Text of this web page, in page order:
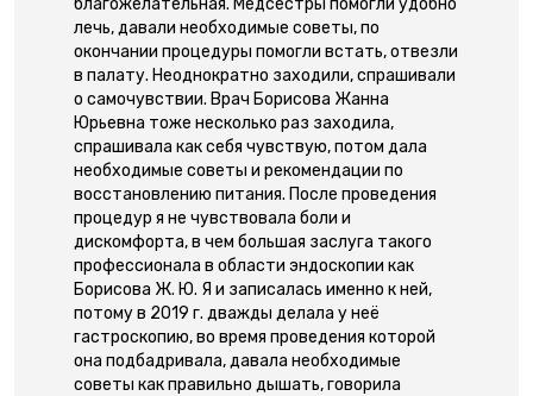
благожелательная. Медсестры помогли удобно
лечь, давали необходимые советы, по
окончании процедуры помогли встать, отвезли
в палату. Неоднократно заходили, спрашивали
о самочувствии. Врач Борисова Жанна
Юрьевна тоже несколько раз заходила,
спрашивала как себя чувствую, потом дала
необходимые советы и рекомендации по
восстановлению питания. После проведения
процедур я не чувствовала боли и
дискомфорта, в чем большая заслуга такого
профессионала в области эндоскопии как
Борисова Ж. Ю. Я и записалась именно к ней,
потому в 2019 г. дважды делала у неё
гастроскопию, во время проведения которой
она подбадривала, давала необходимые
советы как правильно дышать, говорила